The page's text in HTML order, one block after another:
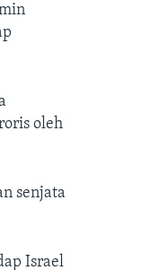
oleh
senjata
Israel